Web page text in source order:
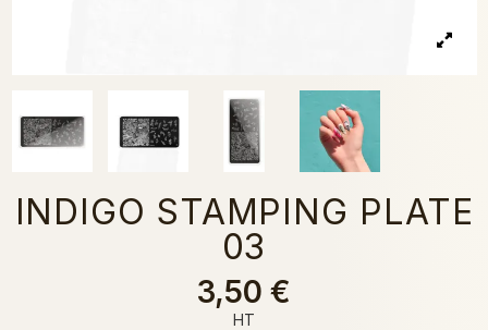
INDIGO STAMPING PLATE
03
3,50 €
HT